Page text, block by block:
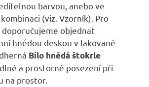
barvou, anebo ve
(viz. Vzorník). Pro
doporučujeme objednat
hnědou deskou v lakované
Bílo hnědá štokrle
a prostorné posezení při
na prostor.